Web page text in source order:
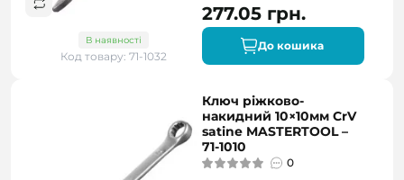
В наявності
Код товару: 71-1032
277.05 грн.
До кошика
Ключ ріжково-
накидний 10×10мм CrV
satine MASTERTOOL –
71-1010
0